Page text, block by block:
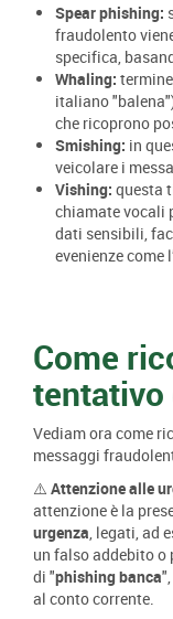
Spear phishing:
fraudolento
specifica,
Whaling:
italiano
che ricoprono
Smishing: in
veicolare i
Vishing: questa
chiamate vocali
dati sensibili,
evenienze come
Come
tentativo
Vediam ora come
messaggi
⚠️ Attenzione alle
attenzione è la
urgenza , legati, ad
un falso addebito o
di "phishing banca
al conto corrente.